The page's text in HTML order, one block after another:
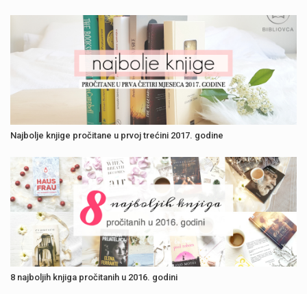
Najbolje knjige pročitane u prvoj trećini 2017. godine
8 najboljih knjiga pročitanih u 2016. godini